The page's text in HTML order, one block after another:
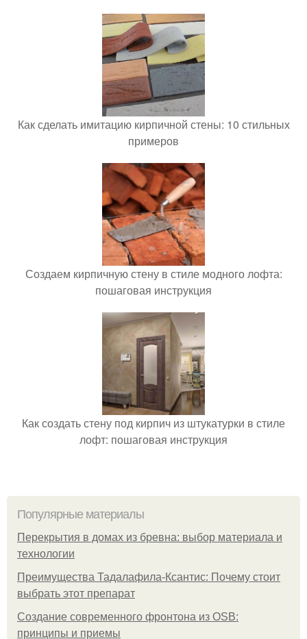
Как сделать имитацию кирпичной стены: 10 стильных
примеров
Создаем кирпичную стену в стиле модного лофта:
пошаговая инструкция
Как создать стену под кирпич из штукатурки в стиле
лофт: пошаговая инструкция
Популярные материалы
Перекрытия в домах из бревна: выбор материала и
технологии
Преимущества Тадалафила-Ксантис: Почему стоит
выбрать этот препарат
Создание современного фронтона из OSB:
принципы и приемы